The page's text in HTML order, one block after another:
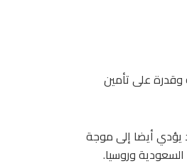
وقدرة على تأمين
يؤدي أيضا إلى موجة
السعودية وروسيا.